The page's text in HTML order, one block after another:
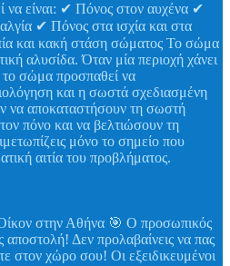
είναι: ✔ Πόνος στον αυχένα ✔
✔ Πόνος στα ισχία και στα
και κακή στάση σώματος Το σώμα
αλυσίδα. Όταν μία περιοχή χάνει
το σώμα προσπαθεί να
και η σωστά σχεδιασμένη
να αποκαταστήσουν τη σωστή
πόνο και να βελτιώσουν τη
μόνο το σημείο που
αιτία του προβλήματος.